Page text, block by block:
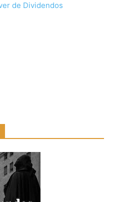
de Dividendos